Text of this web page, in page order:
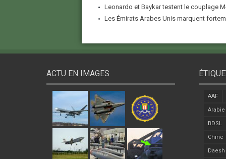
Leonardo et Baykar testent le couplage M-
Les Émirats Arabes Unis marquent
ACTU EN IMAGES
AAF
BDSL
Chine
Daesh